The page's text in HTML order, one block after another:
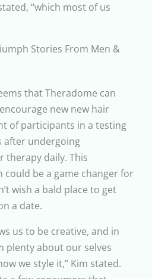
“which most of us
Stories From Men &
that Theradome can
new new hair
of participants in a testing
after undergoing
therapy daily. This
be a game changer for
wish a bald place to get
a date.
us to be creative, and in
plenty about our selves
we style it,” Kim stated.